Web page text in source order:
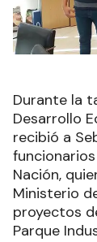
Durante la
Desarrollo
recibió a
Nación,
Ministerio
proyectos
Parque